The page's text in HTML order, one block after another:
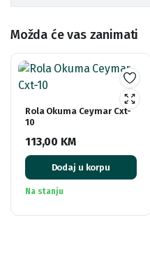
Možda će vas zanimati
Rola Okuma Ceymar Cxt-
10
113,00 KM
Dodaj u korpu
Na stanju